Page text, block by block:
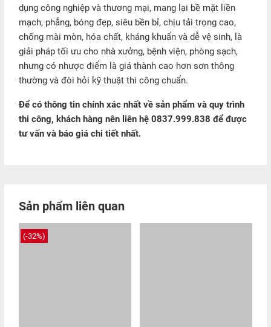
dụng công nghiệp và thương mại, mang lại bề mặt liền
mạch, phẳng, bóng đẹp, siêu bền bỉ, chịu tải trọng cao,
chống mài mòn, hóa chất, kháng khuẩn và dễ vệ sinh, là
giải pháp tối ưu cho nhà xưởng, bệnh viện, phòng sạch,
nhưng có nhược điểm là giá thành cao hơn sơn thông
thường và đòi hỏi kỹ thuật thi công chuẩn.
Để có thông tin chính xác nhất về sản phẩm và quy trình
thi công, khách hàng nên liên hệ 0837.999.838 để được
tư vấn và báo giá chi tiết nhất.
Sản phẩm liên quan
(-32%)